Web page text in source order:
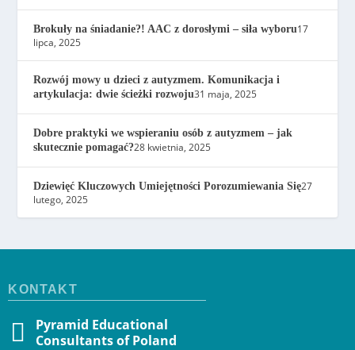
Brokuły na śniadanie?! AAC z dorosłymi – siła wyboru17
lipca, 2025
Rozwój mowy u dzieci z autyzmem. Komunikacja i
artykulacja: dwie ścieżki rozwoju31 maja, 2025
Dobre praktyki we wspieraniu osób z autyzmem – jak
skutecznie pomagać?28 kwietnia, 2025
Dziewięć Kluczowych Umiejętności Porozumiewania Się27
lutego, 2025
KONTAKT
Pyramid Educational
Consultants of Poland